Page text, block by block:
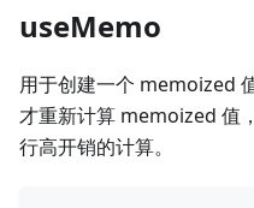
useMemo
用于创建一个 memoized
才重新计算 memoized 值
行高开销的计算。